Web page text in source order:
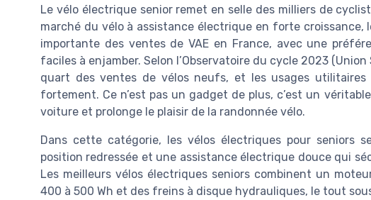
Le vélo électrique senior remet en selle des milliers de
marché du vélo à assistance électrique en forte
importante des ventes de VAE en France, avec une
faciles à enjamber. Selon l’Observatoire du cycle 2023
quart des ventes de vélos neufs, et les usages
fortement. Ce n’est pas un gadget de plus, c’est un
voiture et prolonge le plaisir de la randonnée vélo.
Dans cette catégorie, les vélos électriques pour seniors
position redressée et une assistance électrique douce qui
Les meilleurs vélos électriques seniors combinent un
400 à 500 Wh et des freins à disque hydrauliques, le tout